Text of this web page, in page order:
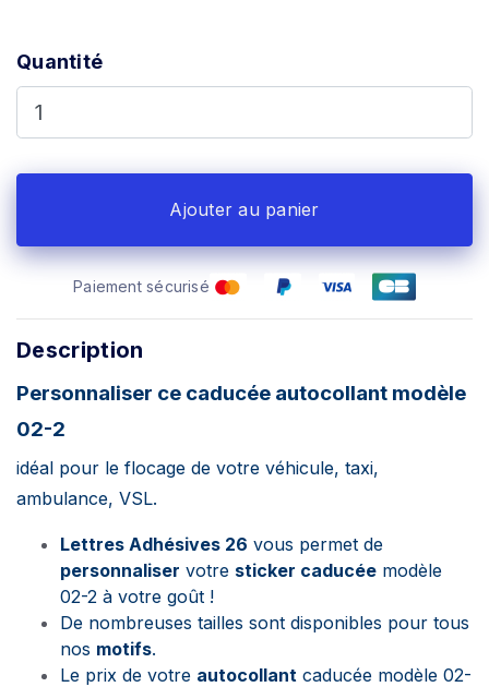
Quantité
Ajouter au panier
Paiement sécurisé
Description
Personnaliser ce caducée autocollant modèle
02-2
idéal pour le flocage de votre véhicule, taxi,
ambulance, VSL.
Lettres Adhésives 26 vous permet de
personnaliser votre sticker caducée modèle
02-2 à votre goût !
De nombreuses tailles sont disponibles pour tous
nos motifs.
Le prix de votre autocollant caducée modèle 02-